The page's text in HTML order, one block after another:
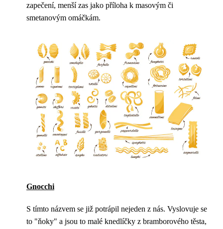
zapečení, menší zas jako příloha k masovým či
smetanovým omáčkám.
Gnocchi
S tímto názvem se již potrápil nejeden z nás. Vyslovuje se
to "ňoky" a jsou to malé knedlíčky z bramborového těsta,